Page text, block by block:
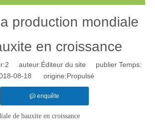
production mondiale
en croissance
2 auteur:Éditeur du site publier Temps:
08-18 origine:Propulsé
enquête
de bauxite en croissance